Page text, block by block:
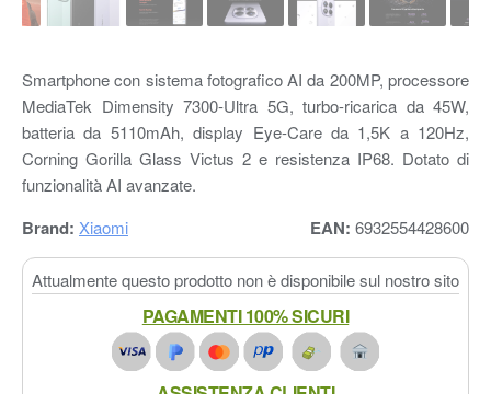
Smartphone con sistema fotografico AI da 200MP, processore
MediaTek Dimensity 7300-Ultra 5G, turbo-ricarica da 45W,
batteria da 5110mAh, display Eye-Care da 1,5K a 120Hz,
Corning Gorilla Glass Victus 2 e resistenza IP68. Dotato di
funzionalità AI avanzate.
Brand: Xiaomi EAN: 6932554428600
Attualmente questo prodotto non è disponibile sul nostro sito
PAGAMENTI 100% SICURI